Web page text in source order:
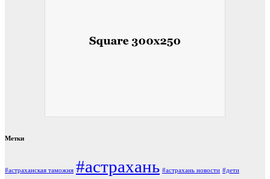
Метки
#астраханская таможня #астрахань #астрахань новости #дети